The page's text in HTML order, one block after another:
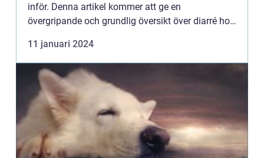
inför. Denna artikel kommer att ge en
övergripande och grundlig översikt över diarré hos
och kvantitativa m...
11 januari 2024